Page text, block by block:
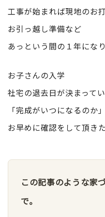
工事が始まれば現地のお
お引っ越し準備など
あっという間の１年になり
お子さんの入学
社宅の退去日が決まって
「完成がいつになるのか」
お早めに確認をして頂き
この記事のような家
で。